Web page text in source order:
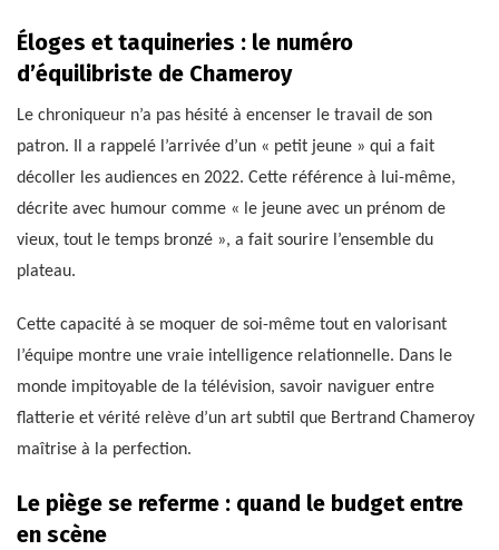
Éloges et taquineries : le numéro
d’équilibriste de Chameroy
Le chroniqueur n’a pas hésité à encenser le travail de son
patron. Il a rappelé l’arrivée d’un « petit jeune » qui a fait
décoller les audiences en 2022. Cette référence à lui-même,
décrite avec humour comme « le jeune avec un prénom de
vieux, tout le temps bronzé », a fait sourire l’ensemble du
plateau.
Cette capacité à se moquer de soi-même tout en valorisant
l’équipe montre une vraie intelligence relationnelle. Dans le
monde impitoyable de la télévision, savoir naviguer entre
flatterie et vérité relève d’un art subtil que Bertrand Chameroy
maîtrise à la perfection.
Le piège se referme : quand le budget entre
en scène